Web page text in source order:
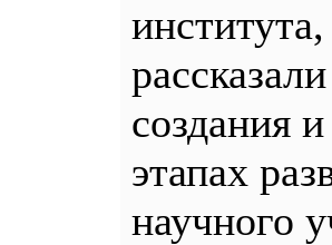
создания
этапах
научного